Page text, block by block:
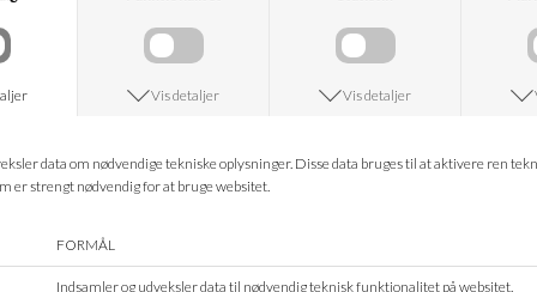
LEVETE ROOM
FUDGE LR-HARTLEY 1
BECKSÖNDERGAARD